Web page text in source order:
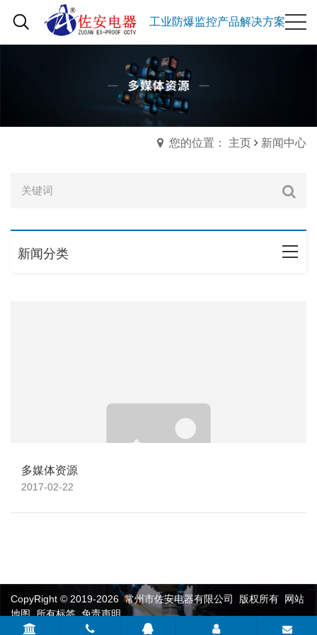
工业防爆监控产品解决方案
您的位置： 主页 新闻中心
新闻分类
多媒体资源
2017-02-22
CopyRight © 2019-2026 常州市佐安电器有限公司 版权所有 网站
地图 所有标签 免责声明